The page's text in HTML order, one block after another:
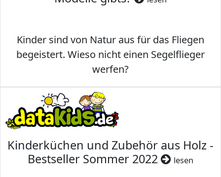
Kinder sind von Natur aus für das Fliegen
begeistert. Wieso nicht einen Segelflieger
werfen?
Kinderküchen und Zubehör aus Holz -
Bestseller Sommer 2022
lesen